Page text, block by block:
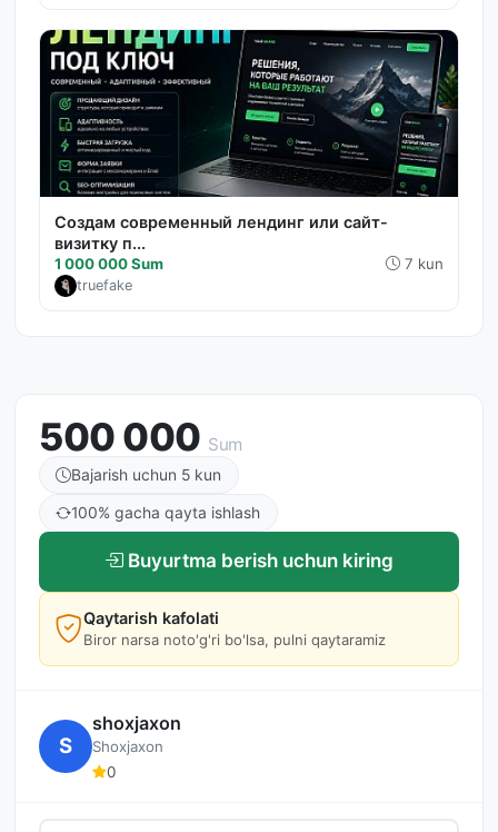
Создам современный лендинг или сайт-
визитку п...
1 000 000 Sum 7 kun
truefake
500 000 Sum
Bajarish uchun 5 kun
100% gacha qayta ishlash
Buyurtma berish uchun kiring
Qaytarish kafolati
Biror narsa noto'g'ri bo'lsa, pulni qaytaramiz
S
shoxjaxon
Shoxjaxon
0